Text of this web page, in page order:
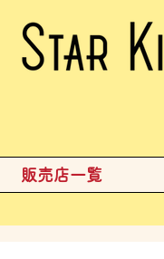
販売店一覧